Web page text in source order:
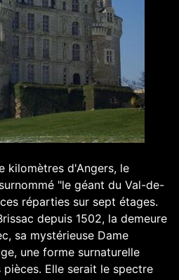
kilomètres d'Angers, le
"le géant du Val-de-
réparties sur sept étages.
depuis 1502, la demeure
sa mystérieuse Dame
une forme surnaturelle
Elle serait le spectre